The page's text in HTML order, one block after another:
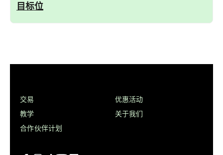
目标位
交易 优惠活动
教学 关于我们
合作伙伴计划